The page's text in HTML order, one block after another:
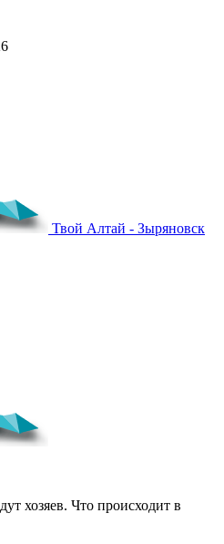
Твой Алтай - Зыряновск
хозяев. Что происходит в